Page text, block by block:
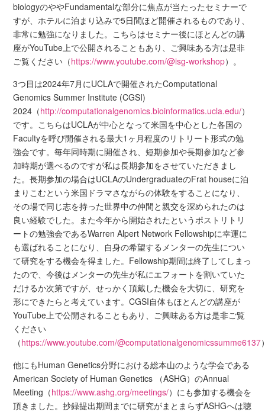
biologyのややFundamentalな部分に焦点が当たったセミナーで
すが、ホテルに泊まり込みで5日間ほど開催されるものであり、
非常に勉強になりました。こちらはセミナー後にほとんどの講
座がYouTube上で公開されることもあり、ご興味ある方は是非
ご覧ください（https://www.youtube.com/@isg-workshop）。
3つ目は2024年7月にUCLAで開催されたComputational
Genomics Summer Institute (CGSI)
2024（http://computationalgenomics.bioinformatics.ucla.edu/）
です。こちらはUCLAが中心となって米国を中心とした各国の
Facultyを呼び開催される最大1ヶ月程度のリトリート形式の勉
強会です。毎年同時期に開催され、短期参加や長期参加など参
加時期が選べるのですが私は長期参加をさせていただきまし
た。長期参加の場合はUCLAのUndergraduateのFrat houseに泊
まりこむという米国ドラマさながらの体験をすることになり、
その場で同じ志を持った世界中の仲間と親交を深められたのは
良い経験でした。また今年から開始されたというポストリトリ
ートの勉強会であるWarren Alpert Network Fellowshipに幸運に
も選ばれることになり、自身の希望するメンターの先生につい
て研究をする機会を得ました。Fellowship期間は終了してしまっ
たので、今後はメンターの先生が私にエフォートを割いていた
だけるか次第ですが、せっかく頂戴した機会を大切に、研究を
形にできたらと考えています。CGSI自体もほとんどの講座が
YouTube上で公開されることもあり、ご興味ある方は是非ご覧
ください
（https://www.youtube.com/@computationalgenomicssumme6137
他にもHuman Genetics分野における総本山のような学会である
American Society of Human Genetics （ASHG）のAnnual
Meeting（https://www.ashg.org/meetings/）にも参加する機会を
頂きました。抄録提出期間までに研究がまとまらずASHGへは聴